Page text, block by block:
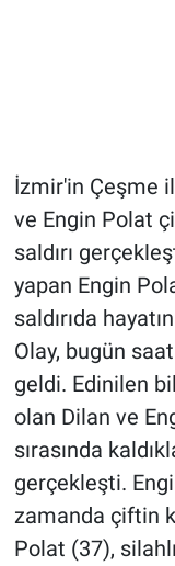
İzmir'in Çeşme
ve Engin Polat
saldırı
yapan Engin
saldırıda
Olay, bugün
geldi. Edinilen
olan Dilan ve
sırasında
gerçekleşti.
zamanda çiftin
Polat (37),